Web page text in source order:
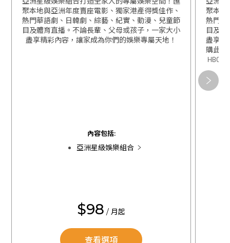
聚本地與亞洲年度賣座電影、獨家港產得獎佳作、
熱門華語劇、日韓劇、綜藝、紀實、動漫、兒童節
目及體育直播。不論長輩、父母或孩子，一家大小
盡享精彩內容，讓家成為你們的娛樂專屬天地！
內容包括:
亞洲星級娛樂組合
$98 / 月起
查看選項
聚本地
熱門華
目及
盡享精
購此組
HBO
關閉